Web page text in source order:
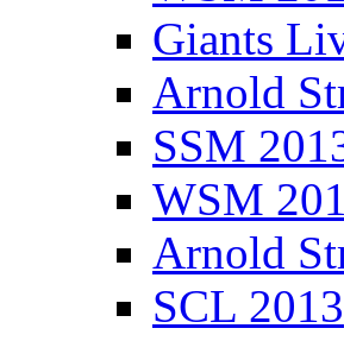
Giants
Arnold
SSM
WSM
Arnold
SCL 2013